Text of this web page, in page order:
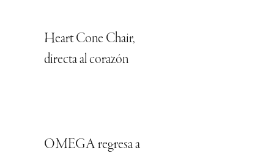
Heart Cone Chair,
directa al corazón
OMEGA regresa a